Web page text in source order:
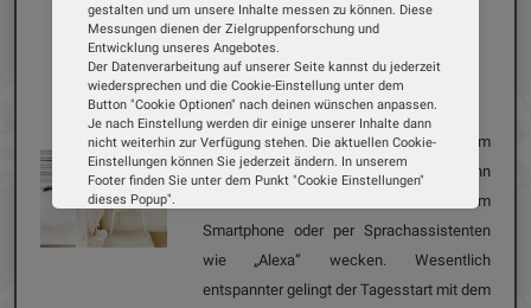
Einzeltest
29.04.2024
Dirk Weyel
JBL - Horizon 2
Klassische Radiowecker findet man im
Handel nur noch selten. Kein Wunder, denn
viele lassen sich heute von ihrem
Smartphone oder per Sprachassistenten
wie „Alexa“ wecken. Wesentlich
entspannter gelingt der Tagesstart mit dem
gestalten und um unsere Inhalte messen zu können. Diese
Messungen dienen der Zielgruppenforschung und
Entwicklung unseres Angebotes.
Der Datenverarbeitung auf unserer Seite kannst du jederzeit
wiedersprechen und die Cookie-Einstellung unter dem
Button "Cookie Optionen" nach deinen wünschen anpassen.
Je nach Einstellung werden dir einige unserer Inhalte dann
nicht weiterhin zur Verfügung stehen. Die aktuellen Cookie-
Einstellungen können Sie jederzeit ändern. In unserem
Footer finden Sie unter dem Punkt "Cookie Einstellungen"
dieses Popup".
Wir verwenden Cookies, um Ihnen die bestmögliche
Erfahrung auf unserer Website zu bieten. Erfahren Sie mehr
darüber, wie wir Cookies verwenden und wie Sie Ihre